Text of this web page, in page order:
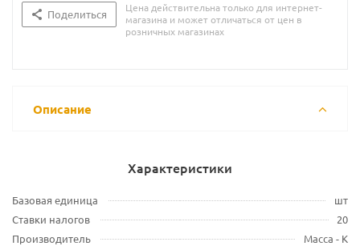
Поделиться
Цена действительна только для интернет-
магазина и может отличаться от цен в
розничных магазинах
Описание
Характеристики
Базовая единица
шт
Ставки налогов
20
Производитель
Масса - К